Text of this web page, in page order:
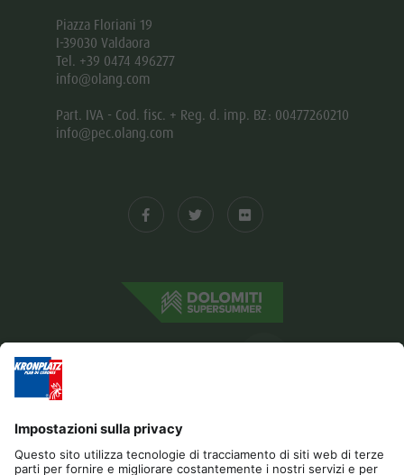
Piazza Floriani 19
I-39030 Valdaora
Tel. +39 0474 496277
info@olang.com
Part. IVA - Cod. fisc. + Reg. d. imp. BZ: 00477260210
info@pec.olang.com